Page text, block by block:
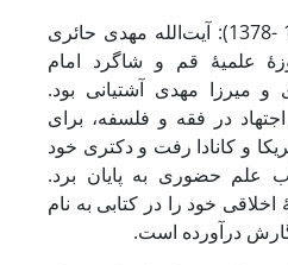
آیت‌الله مهدی حائری
علمیۀ قم و شاگرد امام
و میرزا مهدی آشتیانی بود.
در فقه و فلسفه، برای
و کانادا رفت و دکتری خود
علم حضوری به پایان برد.
خود را در کتابی به نام